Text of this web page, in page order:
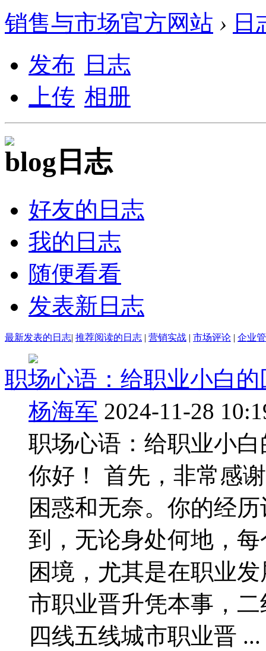
销售与市场官方网站 › 日
发布
日志
上传 相册
日志
好友的日志
我的日志
随便看看
发表新日志
最新发表的日志| 推荐阅读的日志 | 营销实战 | 市场评论 | 企业
职场心语：给职业小白的
杨海军 2024-11-28
职场心语：给职业小
你好！ 首先，非常感
困惑和无奈。你的经
到，无论身处何地，
困境，尤其是在职业
市职业晋升凭本事，
四线五线城市职业晋 ...